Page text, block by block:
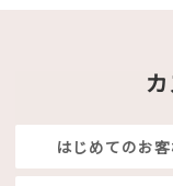
はじめてのお